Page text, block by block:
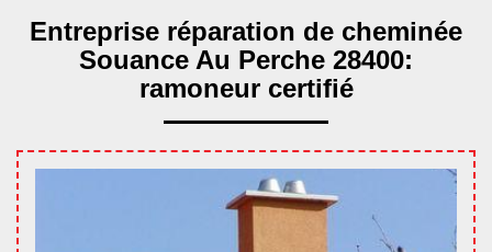
Entreprise réparation de cheminée
Souance Au Perche 28400:
ramoneur certifié